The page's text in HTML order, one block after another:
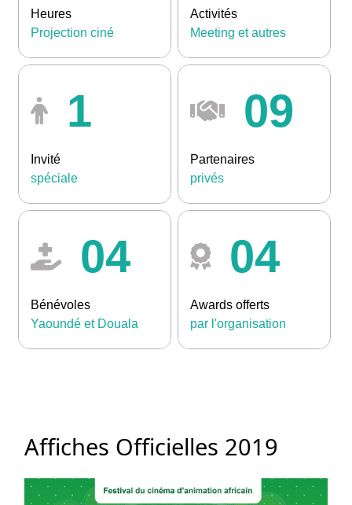
Heures
Projection ciné
Activités
Meeting et autres
1
Invité
spéciale
09
Partenaires
privés
04
Bénévoles
Yaoundé et Douala
04
Awards offerts
par l'organisation
Affiches Officielles 2019